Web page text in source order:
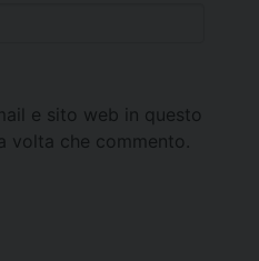
e sito web in questo
volta che commento.